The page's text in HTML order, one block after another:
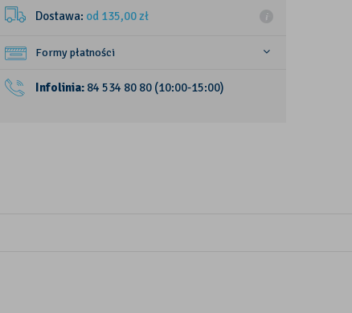
Dostawa: od 135,00zł
Formy płatności
Infolinia: 84 534 80 80 (10:00-15:00)